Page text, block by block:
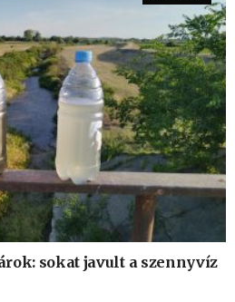
sokat javult a szennyvíz